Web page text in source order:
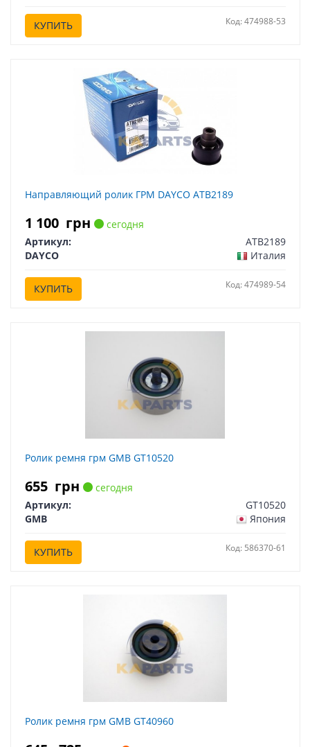
КУПИТЬ Код: 474988-53
Направляющий ролик ГРМ DAYCO ATB2189
1 100 грн
сегодня
Артикул:
ATB2189
DAYCO
Италия
КУПИТЬ Код: 474989-54
Ролик ремня грм GMB GT10520
655 грн
сегодня
Артикул:
GT10520
GMB
Япония
КУПИТЬ Код: 586370-61
Ролик ремня грм GMB GT40960